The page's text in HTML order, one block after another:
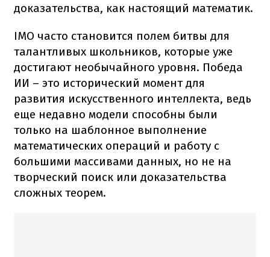
доказательства, как настоящий математик.
IMO часто становится полем битвы для
талантливых школьников, которые уже
достигают необычайного уровня. Победа
ИИ – это исторический момент для
развития искусственного интеллекта, ведь
еще недавно модели способны были
только на шаблонное выполнение
математических операций и работу с
большими массивами данных, но не на
творческий поиск или доказательства
сложных теорем.